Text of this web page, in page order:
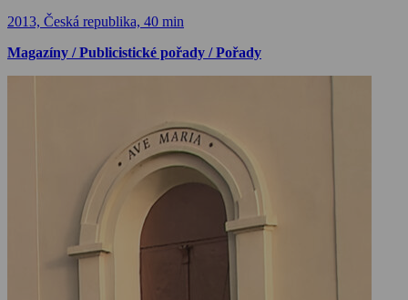
2013, Česká republika, 40 min
Magazíny / Publicistické pořady / Pořady